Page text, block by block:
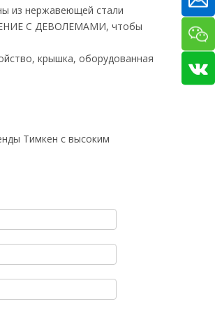
из нержавеющей стали
С ДЕВОЛЕМАМИ, чтобы
крышка, оборудованная
Тимкен с высоким